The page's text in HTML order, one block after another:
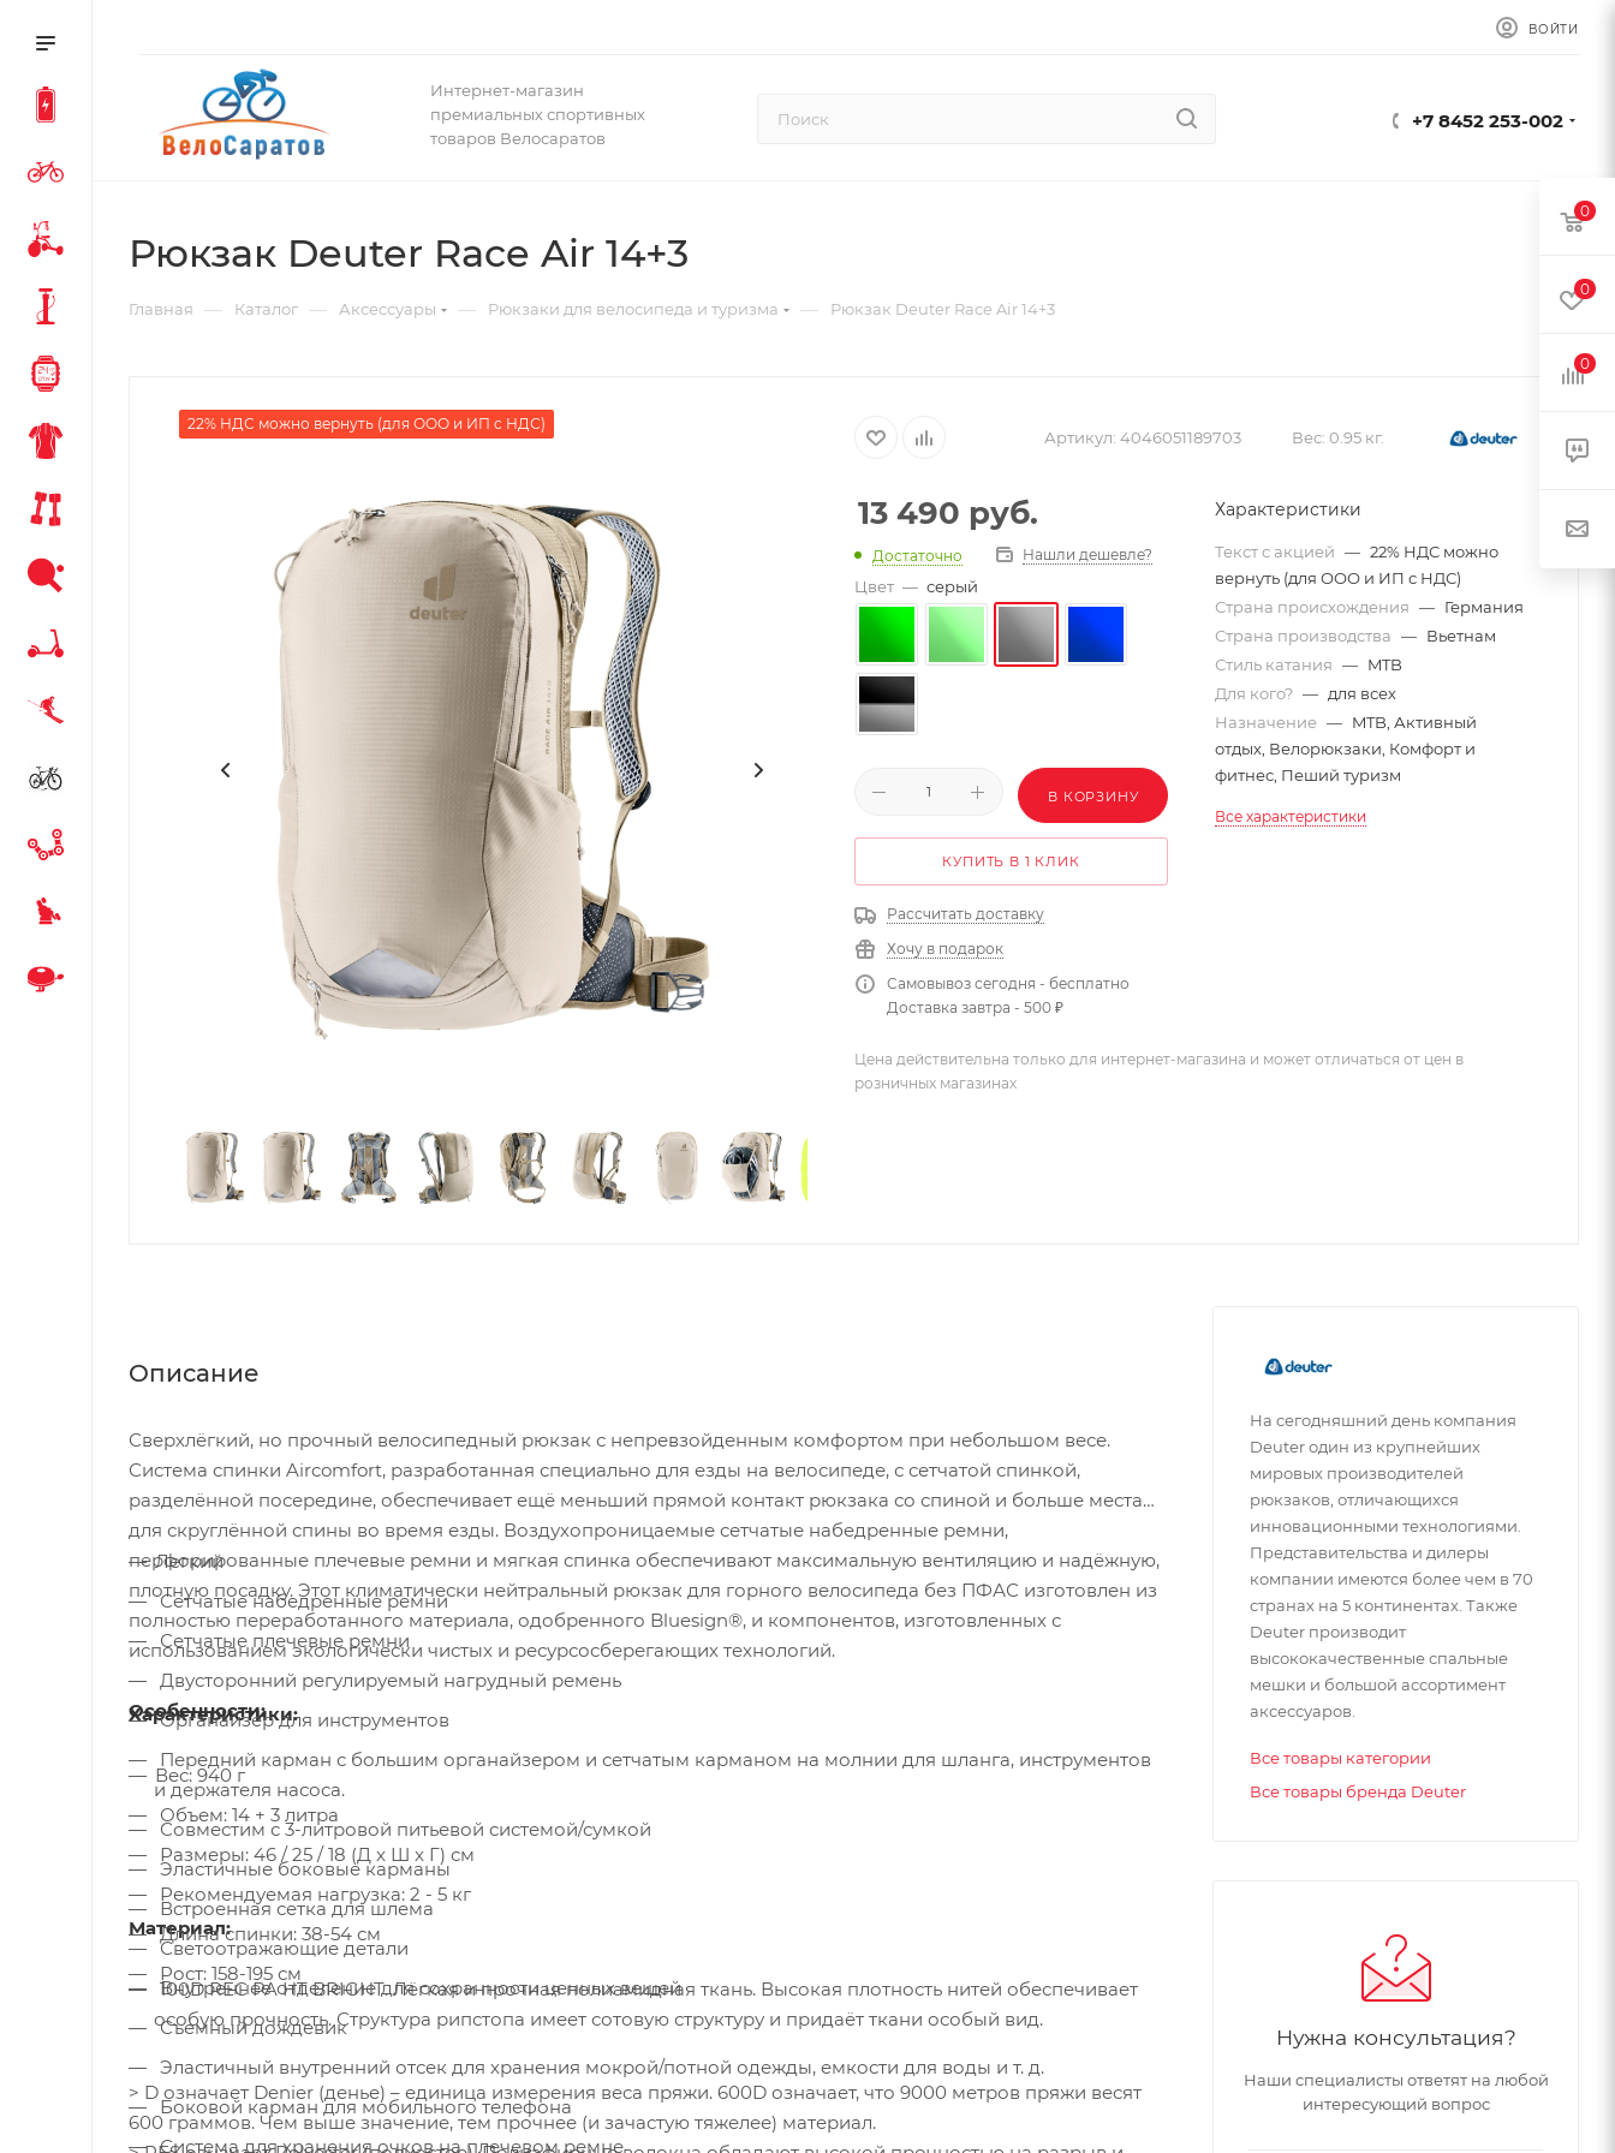
ВОЙТИ
Интернет-магазин
премиальных спортивных
товаров Велосаратов
+7 8452 253-002
Рюкзак Deuter Race Air 14+3
Главная — Каталог — Аксессуары — Рюкзаки для велосипеда и туризма — Рюкзак Deuter Race Air 14+3
22% НДС можно вернуть (для ООО и ИП с НДС)
Артикул: 4046051189703 Вес: 0.95 кг.
13 490 руб.
Достаточно Нашли дешевле?
Цвет — серый
В КОРЗИНУ
КУПИТЬ В 1 КЛИК
Рассчитать доставку
Хочу в подарок
Самовывоз сегодня - бесплатно
Доставка завтра - 500 ₽
Характеристики
Текст с акцией — 22% НДС можно
вернуть (для ООО и ИП с НДС)
Страна происхождения — Германия
Страна производства — Вьетнам
Стиль катания — MTB
Для кого? — для всех
Назначение — MTB, Активный
отдых, Велорюкзаки, Комфорт и
фитнес, Пеший туризм
Все характеристики
Цена действительна только для интернет-магазина и может отличаться от цен в
розничных магазинах
Описание
Сверхлёгкий, но прочный велосипедный рюкзак с непревзойденным комфортом при небольшом весе.
Система спинки Aircomfort, разработанная специально для езды на велосипеде, с сетчатой ​​спинкой,
разделённой посередине, обеспечивает ещё меньший прямой контакт рюкзака со спиной и больше места
для скруглённой спины во время езды. Воздухопроницаемые сетчатые набедренные ремни,
перфорированные плечевые ремни и мягкая спинка обеспечивают максимальную вентиляцию и надёжную,
плотную посадку. Этот климатически нейтральный рюкзак для горного велосипеда без ПФАС изготовлен из
полностью переработанного материала, одобренного Bluesign®, и компонентов, изготовленных с
использованием экологически чистых и ресурсосберегающих технологий.
Особенности:
Легкий
Сетчатые набедренные ремни
Сетчатые плечевые ремни
Двусторонний регулируемый нагрудный ремень
Органайзер для инструментов
и держателя насоса.
Совместим с 3-литровой питьевой системой/сумкой
Эластичные боковые карманы
Встроенная сетка для шлема
Светоотражающие детали
Внутреннее отделение для сохранности ценных вещей
Съемный дождевик
Эластичный внутренний отсек для хранения мокрой/потной одежды, емкости для воды и т. д.
Боковой карман для мобильного телефона
Система для хранения очков на плечевом ремне
Характеристики:
Вес: 940 г
Объем: 14 + 3 литра
Размеры: 46 / 25 / 18 (Д x Ш x Г) см
Рекомендуемая нагрузка: 2 - 5 кг
Длина спинки: 38-54 см
Рост: 158-195 см
Материал:
особую прочность. Структура рипстопа имеет сотовую структуру и придаёт ткани особый вид.
> D означает Denier (денье) – единица измерения веса пряжи. 600D означает, что 9000 метров пряжи весят
600 граммов. Чем выше значение, тем прочнее (и зачастую тяжелее) материал.
На сегодняшний день компания
Deuter один из крупнейших
мировых производителей
рюкзаков, отличающихся
инновационными технологиями.
Представительства и дилеры
компании имеются более чем в 70
странах на 5 континентах. Также
Deuter производит
высококачественные спальные
мешки и большой ассортимент
аксессуаров.
Все товары категории
Все товары бренда Deuter
Нужна консультация?
Наши специалисты ответят на любой
интересующий вопрос
0
0
0